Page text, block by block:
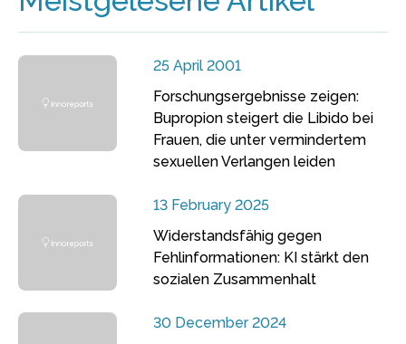
25 April 2001
Forschungsergebnisse zeigen:
Bupropion steigert die Libido bei
Frauen, die unter vermindertem
sexuellen Verlangen leiden
13 February 2025
Widerstandsfähig gegen
Fehlinformationen: KI stärkt den
sozialen Zusammenhalt
30 December 2024